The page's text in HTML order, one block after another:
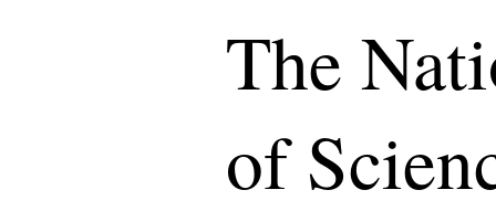
The
of